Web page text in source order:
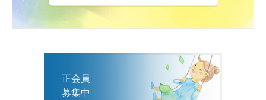
正会員
募集中